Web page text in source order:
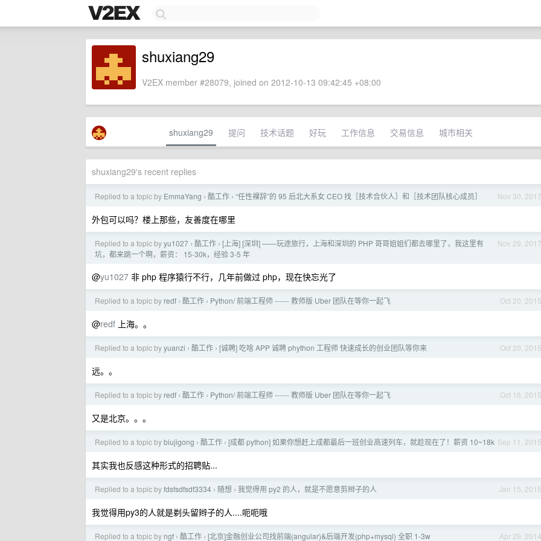
shuxiang29
V2EX member #28079, joined on 2012-10-13 09:42:45 +08:00
shuxiang29 提问 技术话题 好玩 工作信息 交易信息 城市相关
shuxiang29's recent replies
Nov 30, 2017
Replied to a topic by EmmaYang › 酷工作 › “任性裸辞”的 95 后北大系女 CEO 找［技术合伙人］和［技术团队核心成员］
外包可以吗？楼上那些，友善度在哪里
Nov 29, 2017
Replied to a topic byyu1027 › 酷工作 › [上海] [深圳] ——玩途旅行，上海和深圳的 PHP 哥哥姐姐们都去哪里了，我这里有
坑，都来跳一个啊，薪资： 15-30k，经验 3-5 年
@yu1027 非 php 程序猿行不行，几年前做过 php，现在快忘光了
Oct 20, 2015
Replied to a topic by redf › 酷工作 › Python/ 前端工程师 ------ 教师版 Uber 团队在等你一起飞
@redf 上海。。
Oct 20, 2015
Replied to a topic byyuanzi › 酷工作 › [诚聘] 吃啥 APP 诚聘 phython 工程师 快速成长的创业团队等你来
远。。
Oct 16, 2015
Replied to a topic by redf › 酷工作 › Python/ 前端工程师 ------ 教师版 Uber 团队在等你一起飞
又是北京。。。
Sep 11, 2015
Replied to a topic bybiujigong › 酷工作 › [成都 python] 如果你想赶上成都最后一班创业高速列车，就趁现在了！薪资 10~18k
其实我也反感这种形式的招聘贴...
Jan 15, 2015
Replied to a topic byfdsfsdfsdf3334 › 随想 › 我觉得用 py2 的人，就是不愿意剪辫子的人
我觉得用py3的人就是剃头留辫子的人....呃呃哦
Apr 29, 2014
Replied to a topic by ngf › 酷工作 › [北京]金融创业公司找前端(angular)&后端开发(php+mysql) 全职 1-3w